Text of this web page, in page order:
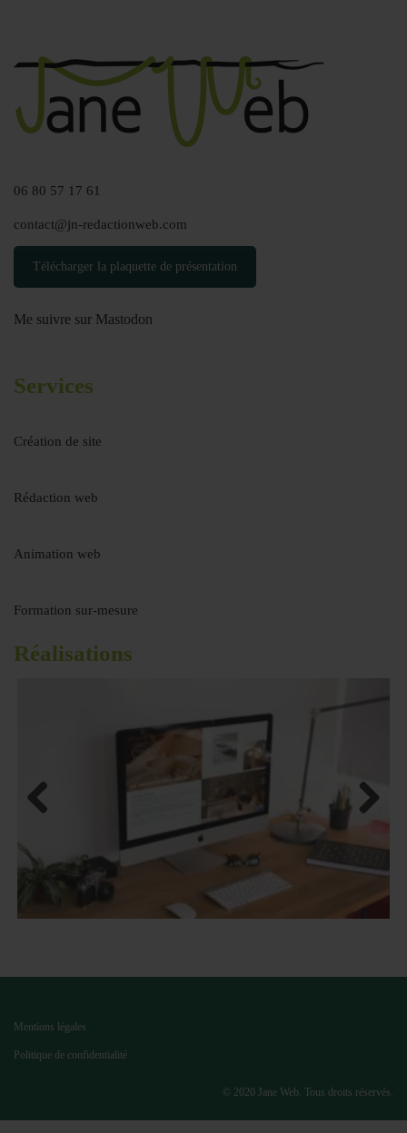
06 80 57 17 61
contact@jn-redactionweb.com
Télécharger la plaquette de présentation
Me suivre sur Mastodon
Services
Création de site
Rédaction web
Animation web
Formation sur-mesure
Réalisations